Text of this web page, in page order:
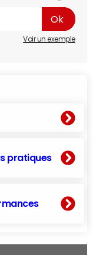
Voir un exemple
pratiques